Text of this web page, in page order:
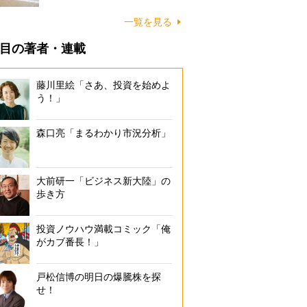
一覧を見る
の著者・連載
藤川里絵「さあ、投資を始めよ
う！」
森口亮「まるわかり市況分析」
大前研一「ビジネス新大陸」の
歩き方
投資ノウハウ満載コミック「俺
がカブ番長！」
戸松信博の明日の爆騰株を探
せ！